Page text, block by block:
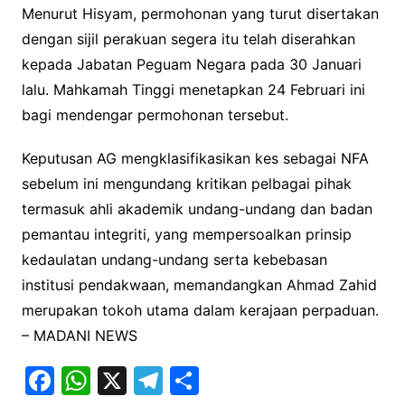
Menurut Hisyam, permohonan yang turut disertakan
dengan sijil perakuan segera itu telah diserahkan
kepada Jabatan Peguam Negara pada 30 Januari
lalu. Mahkamah Tinggi menetapkan 24 Februari ini
bagi mendengar permohonan tersebut.
Keputusan AG mengklasifikasikan kes sebagai NFA
sebelum ini mengundang kritikan pelbagai pihak
termasuk ahli akademik undang-undang dan badan
pemantau integriti, yang mempersoalkan prinsip
kedaulatan undang-undang serta kebebasan
institusi pendakwaan, memandangkan Ahmad Zahid
merupakan tokoh utama dalam kerajaan perpaduan.
– MADANI NEWS
F W X T S